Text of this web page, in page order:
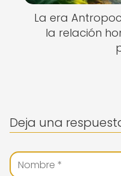
La era
la relación
Deja una